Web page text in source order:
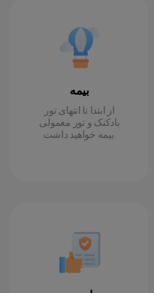
بیمه
از ابتدا تا انتهای تور
بادکنک و تور معمولی
بیمه خواهید داشت.